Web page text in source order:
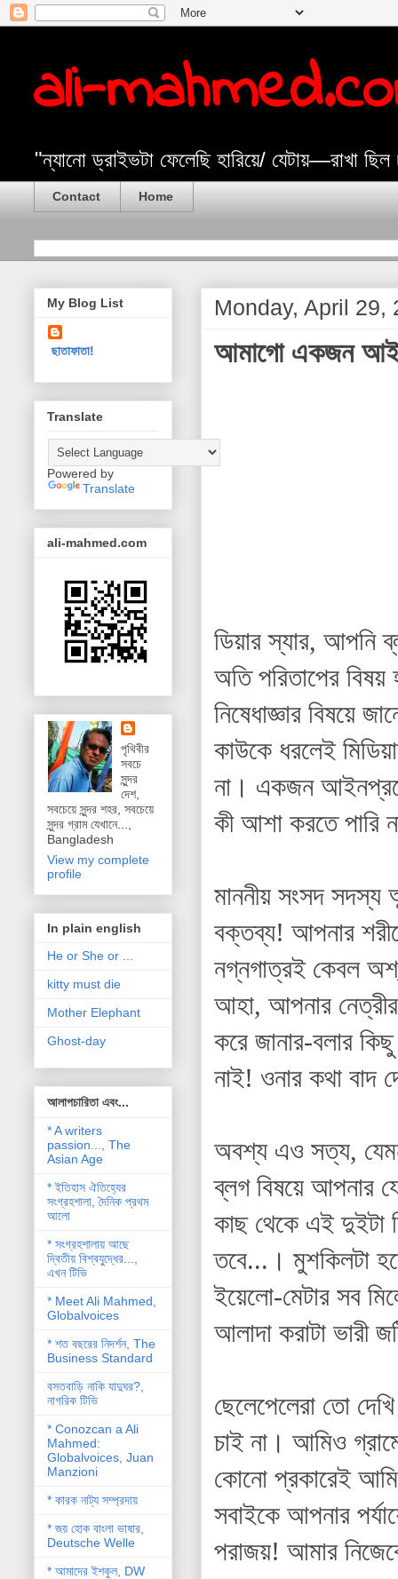
ali-
"ন্যানো ড্রাইভটা ফেলেছি হারিয়ে/ যেটায়—রাখা
Contact Home
Monday, April 29,
আমাগো একজন
ডিয়ার স্যার, আপনি
অতি পরিতাপের
নিষেধাজ্ঞার বিষয়ে
কাউকে ধরলেই
না। একজন
কী আশা করতে পারি
মাননীয় সংসদ সদস্য
বক্তব্য! আপনার
নগ্নগাত্রই কেবল
আহা, আপনার
করে জানার-বলার
নাই! ওনার কথা বাদ
অবশ্য এও সত্য, যেমন
ব্লগ বিষয়ে আপনার
কাছ থেকে এই দুইটা
তবে...। মুশকিলটা
ইয়েলো-মেটার সব
আলাদা করাটা ভারী
ছেলেপেলেরা তো
চাই না। আমিও
কোনো প্রকারেই আমি
সবাইকে আপনার
পরাজয়! আমার
My Blog List
ছাতাফাতা!
Translate
Powered by
Translate
ali-mahmed.com
পৃথিবীর
সবচে
সুন্দর
দেশ,
সবচেয়ে সুন্দর শহর, সবচেয়ে
সুন্দর গ্রাম যেখানে...,
Bangladesh
View my complete
profile
In plain english
He or She or ...
kitty must die
Mother Elephant
Ghost-day
আলাপচারিতা এবং...
* A writers
passion..., The
Asian Age
* ইতিহাস ঐতিহ্যের
সংগ্রহশালা, দৈনিক প্রথম
আলো
* সংগ্রহশালায় আছে
দ্বিতীয় বিশ্বযু্দ্ধের...,
এখন টিভি
* Meet Ali Mahmed,
Globalvoices
* শত বছরের নিদর্শন, The
Business Standard
বসতবাড়ি নাকি যাদুঘর?,
নাগরিক টিভি
* Conozcan a Ali
Mahmed:
Globalvoices, Juan
Manzioni
* কারক নাট্য সম্প্রদায়
* জয় হোক বাংলা ভাষার,
Deutsche Welle
* আমাদের ইশকুল, DW